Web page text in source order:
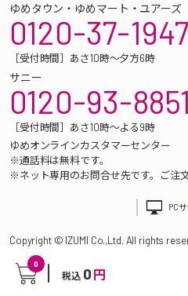
0
税込 0 円
ゆめタウン・ゆめマート・ユアーズ
0120-37-1947
［受付時間］あさ10時～夕方6時
サニー
0120-93-8851
［受付時間］あさ10時～よる9時
ゆめオンラインカスタマーセンター
※通話料は無料です。
※ネット専用のお問合せ先です。ご注
PC
Copyright © IZUMI Co.,Ltd. All rights